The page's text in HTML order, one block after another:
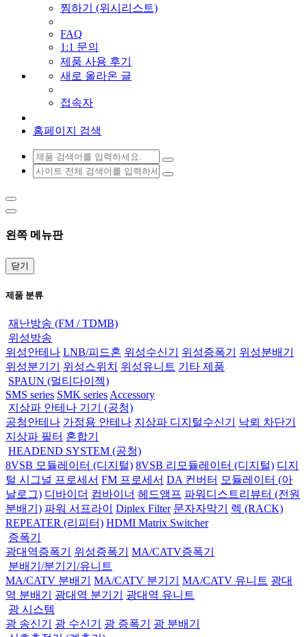
찜하기 (위시리스트)
FAQ
1:1 문의
제품 사용 후기
새로 올라온 글
접속자
홈페이지 검색
왼쪽 메뉴판
닫기
제품 분류
재난방송 (FM / TDMB)
위성방송
위성안테나 LNB/피드혼 위성수신기 위성증폭기
위성분배기
위성분기기
위성스위치 위성유니트 기타 제품
SPAUN (멀티다이젝)
SMS series SMK series Accessory
지상파 안테나 기기 (공청)
공청안테나 가정용 안테나 지상파 디지털수신기
낙뢰 차단기
지상파 필터 혼합기
HEADEND SYSTEM (공청)
8VSB 모듈레이터 (디지털) 8VSB 리모듈레이터 (디지털) 디지
털 시그널 프로세서 FM 프로세서 DA 컨버터 모듈레이터 (아
날로그) 디바이더 컴바이너 헤드앰프 파워디스트리뷰터 (전원
분배기) 파워 서프라이 Diplex Filter 문자자막기
렉 (RACK)
REPEATER (리피터) HDMI Matrix Switcher
증폭기
광대역증폭기
위성증폭기
MA/CATV증폭기
분배기/분기기/유니트
MA/CATV 분배기
MA/CATV 분기기 MA/CATV 유니트 광대
역 분배기
광대역 분기기
광대역 유니트
광 시스템
광 송신기
광 수신기 광 증폭기
광 분배기